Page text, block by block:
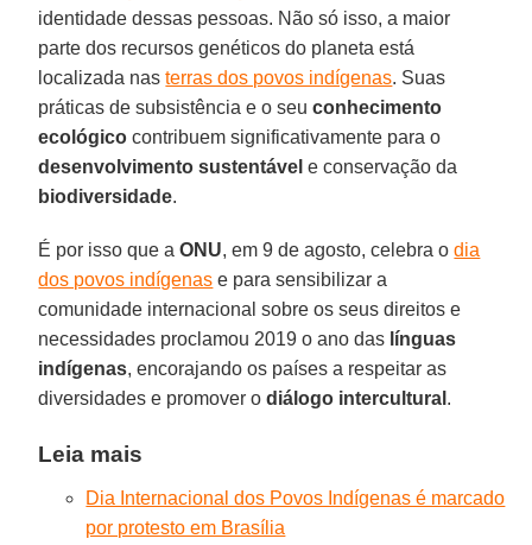
identidade dessas pessoas. Não só isso, a maior
parte dos recursos genéticos do planeta está
localizada nasterras dos povos indígenas. Suas
práticas de subsistência e o seuconhecimento
ecológico contribuem significativamente para o
desenvolvimento sustentável e conservação da
biodiversidade.
É por isso que aONU, em 9 de agosto, celebra odia
dos povos indígenas e para sensibilizar a
comunidade internacional sobre os seus direitos e
necessidades proclamou 2019 o ano das línguas
indígenas, encorajando os países a respeitar as
diversidades e promover odiálogo intercultural .
Leia mais
Dia Internacional dos Povos Indígenas é marcado
por protesto em Brasília